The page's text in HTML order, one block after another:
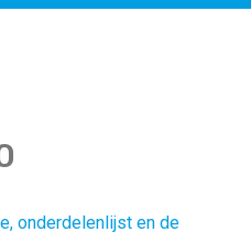
onderdelenlijst en de